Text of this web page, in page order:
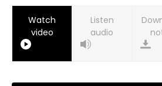
Watch
video
Listen
audio